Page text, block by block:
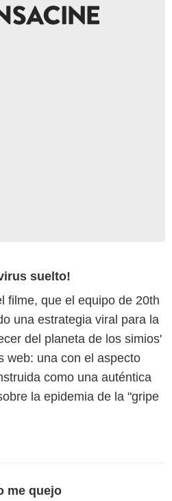
suelto!
filme, que el equipo de 20th
una estrategia viral para la
del planeta de los simios'
web: una con el aspecto
como una auténtica
la epidemia de la "gripe
me quejo